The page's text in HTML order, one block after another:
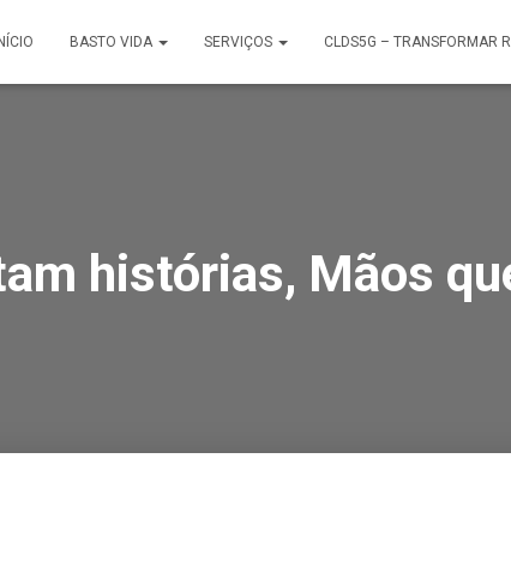
INÍCIO BASTO VIDA SERVIÇOS CLDS5G – TRANSFORMAR
histórias, Mãos